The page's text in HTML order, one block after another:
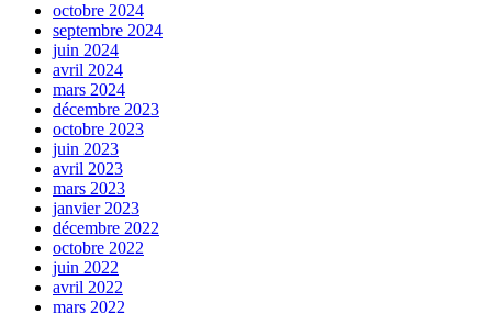
octobre 2024
septembre 2024
juin 2024
avril 2024
mars 2024
décembre 2023
octobre 2023
juin 2023
avril 2023
mars 2023
janvier 2023
décembre 2022
octobre 2022
juin 2022
avril 2022
mars 2022